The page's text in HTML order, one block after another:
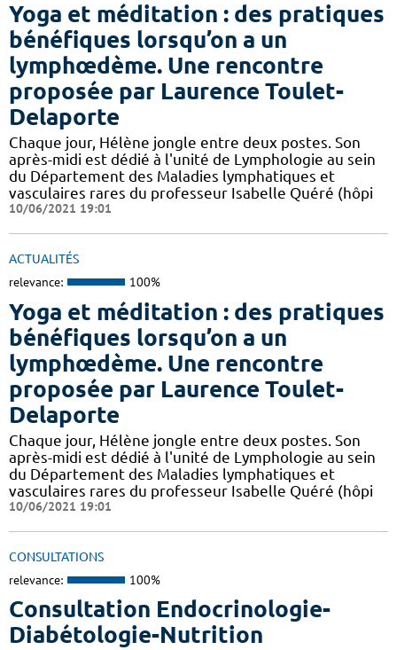
Yoga et méditation : des pratiques
bénéfiques lorsqu’on a un
lymphœdème. Une rencontre
proposée par Laurence Toulet-
Delaporte
Chaque jour, Hélène jongle entre deux postes. Son
après-midi est dédié à l'unité de Lymphologie au sein
du Département des Maladies lymphatiques et
vasculaires rares du professeur Isabelle Quéré (hôpi
10/06/2021 19:01
ACTUALITÉS
relevance: 100%
Yoga et méditation : des pratiques
bénéfiques lorsqu’on a un
lymphœdème. Une rencontre
proposée par Laurence Toulet-
Delaporte
Chaque jour, Hélène jongle entre deux postes. Son
après-midi est dédié à l'unité de Lymphologie au sein
du Département des Maladies lymphatiques et
vasculaires rares du professeur Isabelle Quéré (hôpi
10/06/2021 19:01
CONSULTATIONS
relevance: 100%
Consultation Endocrinologie-
Diabétologie-Nutrition